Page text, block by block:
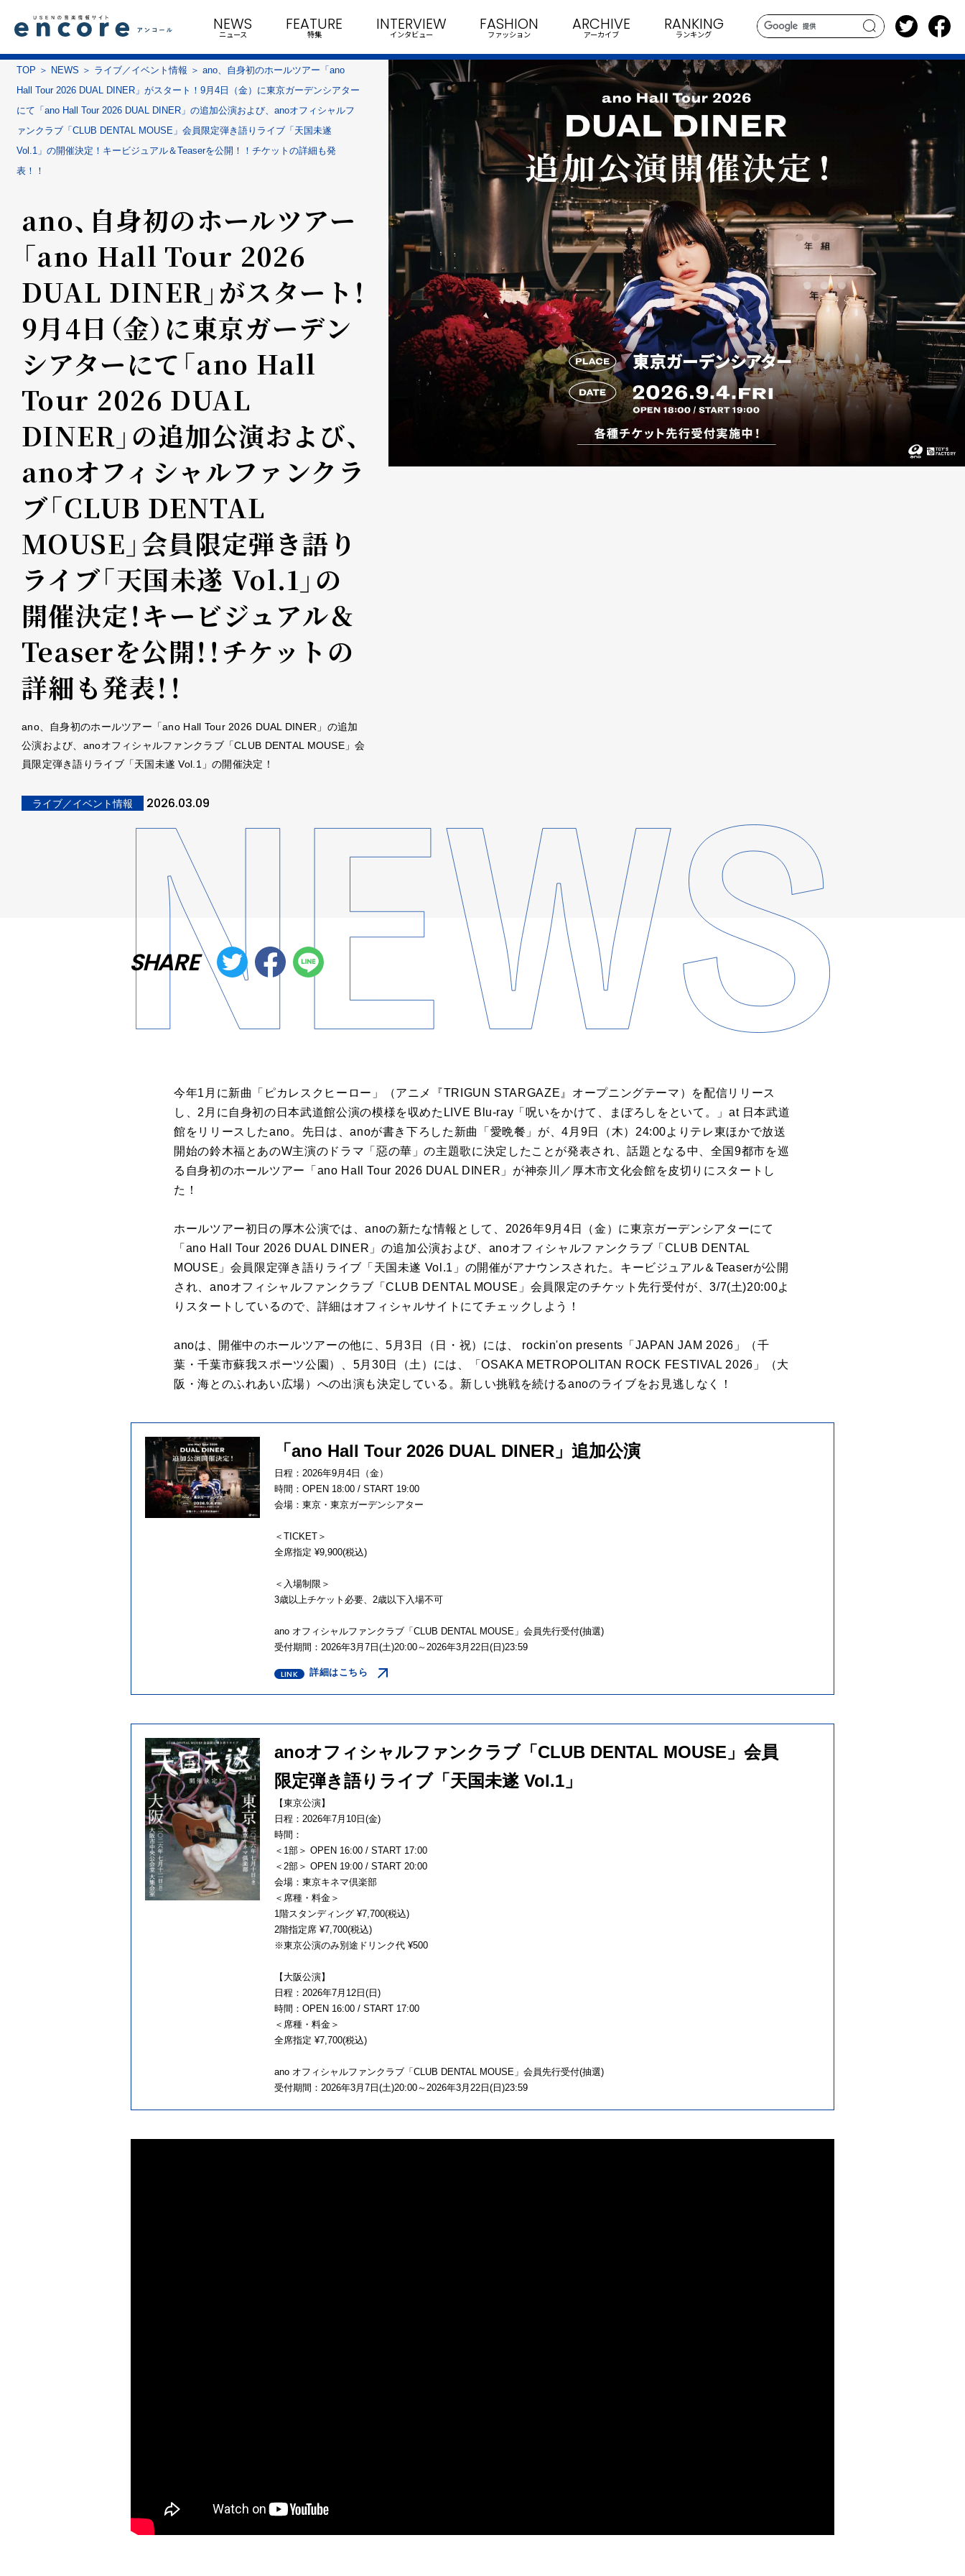
search
NEWS
ニュース
FEATURE
特集
INTERVIEW
インタビュー
FASHION
ファッション
ARCHIVE
アーカイブ
RANKING
ランキング
TOP NEWS ライブ／イベント情報
ano、自身初のホールツアー「ano
Hall Tour 2026 DUAL DINER」がスタート！9月4日（金）に東京ガーデンシアター
にて「ano Hall Tour 2026 DUAL DINER」の追加公演および、anoオフィシャルフ
ァンクラブ「CLUB DENTAL MOUSE」会員限定弾き語りライブ「天国未遂
Vol.1」の開催決定！キービジュアル＆Teaserを公開！！チケットの詳細も発
表！！
ano、自身初のホールツアー
「ano Hall Tour 2026
DUAL DINER」がスタート！
9月4日（金）に東京ガーデン
シアターにて「ano Hall
Tour 2026 DUAL
DINER」の追加公演および、
anoオフィシャルファンクラ
ブ「CLUB DENTAL
MOUSE」会員限定弾き語り
ライブ「天国未遂 Vol.1」の
開催決定！キービジュアル＆
Teaserを公開！！チケットの
詳細も発表！！
ano、自身初のホールツアー「ano Hall Tour 2026 DUAL DINER」の追加
公演および、anoオフィシャルファンクラブ「CLUB DENTAL MOUSE」会
員限定弾き語りライブ「天国未遂 Vol.1」の開催決定！
ライブ／イベント情報 2026.03.09
SHARE
今年1月に新曲「ピカレスクヒーロー」（アニメ『TRIGUN STARGAZE』オープニングテーマ）を配信リリース
し、2月に自身初の日本武道館公演の模様を収めたLIVE Blu-ray「呪いをかけて、まぼろしをといて。」at 日本武道
館をリリースしたano。先日は、anoが書き下ろした新曲「愛晩餐」が、4月9日（木）24:00よりテレ東ほかで放送
開始の鈴木福とあのW主演のドラマ「惡の華」の主題歌に決定したことが発表され、話題となる中、全国9都市を巡
る自身初のホールツアー「ano Hall Tour 2026 DUAL DINER」が神奈川／厚木市文化会館を皮切りにスタートし
た！
ホールツアー初日の厚木公演では、anoの新たな情報として、2026年9月4日（金）に東京ガーデンシアターにて
「ano Hall Tour 2026 DUAL DINER」の追加公演および、anoオフィシャルファンクラブ「CLUB DENTAL
MOUSE」会員限定弾き語りライブ「天国未遂 Vol.1」の開催がアナウンスされた。キービジュアル＆Teaserが公開
され、anoオフィシャルファンクラブ「CLUB DENTAL MOUSE」会員限定のチケット先行受付が、3/7(土)20:00よ
りスタートしているので、詳細はオフィシャルサイトにてチェックしよう！
anoは、開催中のホールツアーの他に、5月3日（日・祝）には、 rockin'on presents「JAPAN JAM 2026」（千
葉・千葉市蘇我スポーツ公園）、5月30日（土）には、「OSAKA METROPOLITAN ROCK FESTIVAL 2026」（大
阪・海とのふれあい広場）への出演も決定している。新しい挑戦を続けるanoのライブをお見逃しなく！
「ano Hall Tour 2026 DUAL DINER」追加公演
日程：2026年9月4日（金）
時間：OPEN 18:00 / START 19:00
会場：東京・東京ガーデンシアター
＜TICKET＞
全席指定 ¥9,900(税込)
＜入場制限＞
3歳以上チケット必要、2歳以下入場不可
ano オフィシャルファンクラブ「CLUB DENTAL MOUSE」会員先行受付(抽選)
受付期間：2026年3月7日(土)20:00～2026年3月22日(日)23:59
詳細はこちら
anoオフィシャルファンクラブ「CLUB DENTAL MOUSE」会員
限定弾き語りライブ「天国未遂 Vol.1」
【東京公演】
日程：2026年7月10日(金)
時間：
＜1部＞ OPEN 16:00 / START 17:00
＜2部＞ OPEN 19:00 / START 20:00
会場：東京キネマ倶楽部
＜席種・料金＞
1階スタンディング ¥7,700(税込)
2階指定席 ¥7,700(税込)
※東京公演のみ別途ドリンク代 ¥500
【大阪公演】
日程：2026年7月12日(日)
時間：OPEN 16:00 / START 17:00
＜席種・料金＞
全席指定 ¥7,700(税込)
ano オフィシャルファンクラブ「CLUB DENTAL MOUSE」会員先行受付(抽選)
受付期間：2026年3月7日(土)20:00～2026年3月22日(日)23:59